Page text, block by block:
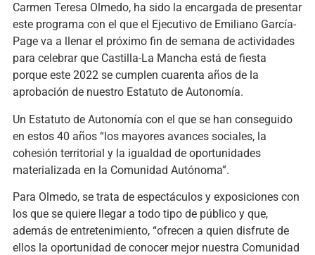
Carmen Teresa Olmedo, ha sido la encargada de presentar
este programa con el que el Ejecutivo de Emiliano García-
Page va a llenar el próximo fin de semana de actividades
para celebrar que Castilla-La Mancha está de fiesta
porque este 2022 se cumplen cuarenta años de la
aprobación de nuestro Estatuto de Autonomía.
Un Estatuto de Autonomía con el que se han conseguido
en estos 40 años “los mayores avances sociales, la
cohesión territorial y la igualdad de oportunidades
materializada en la Comunidad Autónoma”.
Para Olmedo, se trata de espectáculos y exposiciones con
los que se quiere llegar a todo tipo de público y que,
además de entretenimiento, “ofrecen a quien disfrute de
ellos la oportunidad de conocer mejor nuestra Comunidad